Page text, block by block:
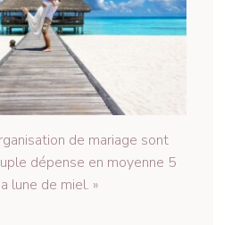
de mariage sont
dépense en moyenne 5
lune de miel. »